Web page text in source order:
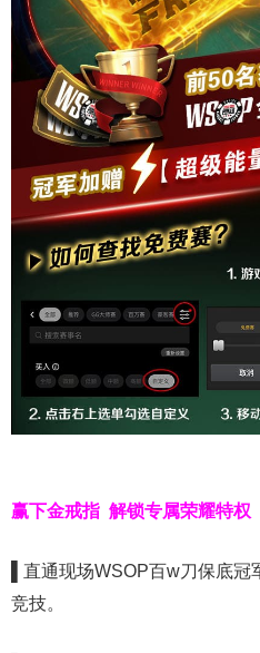
赢下金戒指 解锁专属荣耀特权
直通现场WSOP百w刀保底冠
竞技。